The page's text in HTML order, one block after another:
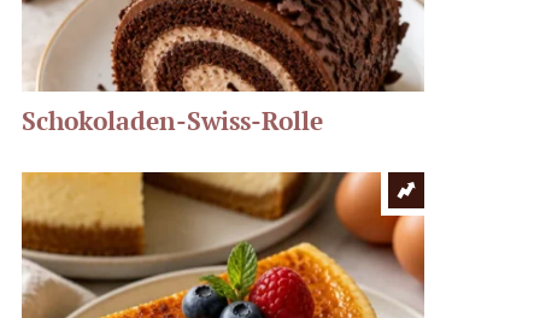
Schokoladen-Swiss-Rolle